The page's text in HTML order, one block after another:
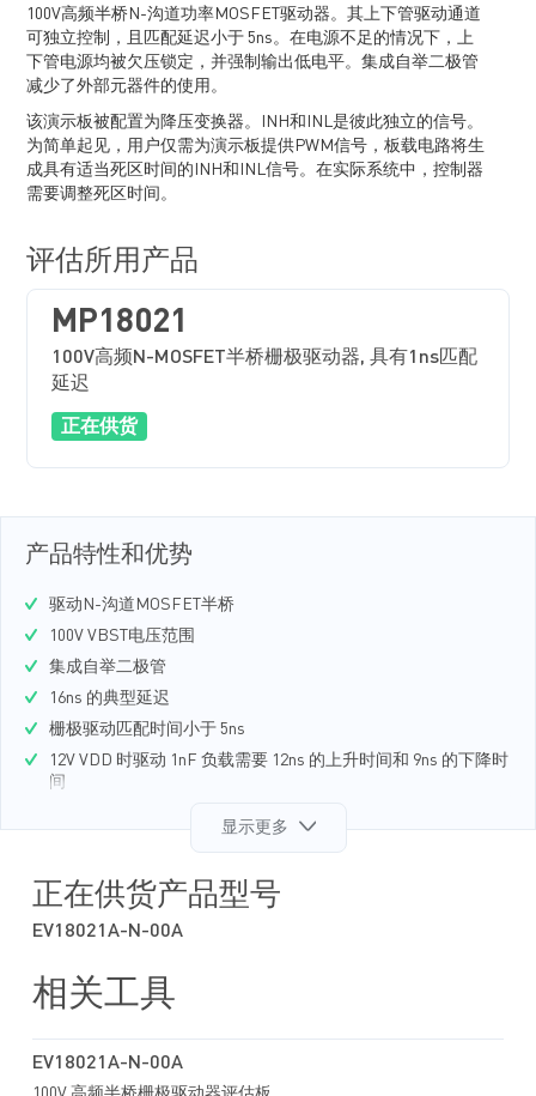
100V高频半桥N-沟道功率MOSFET驱动器。其上下管驱动通道
可独立控制，且匹配延迟小于 5ns。在电源不足的情况下，上
下管电源均被欠压锁定，并强制输出低电平。集成自举二极管
减少了外部元器件的使用。
该演示板被配置为降压变换器。INH和INL是彼此独立的信号。
为简单起见，用户仅需为演示板提供PWM信号，板载电路将生
成具有适当死区时间的INH和INL信号。在实际系统中，控制器
需要调整死区时间。
评估所用产品
MP18021
100V高频N-MOSFET半桥栅极驱动器, 具有1ns匹配
延迟
正在供货
产品特性和优势
驱动N-沟道MOSFET半桥
100V VBST电压范围
集成自举二极管
16ns 的典型延迟
栅极驱动匹配时间小于 5ns
12V VDD 时驱动 1nF 负载需要 12ns 的上升时间和 9ns 的下降时
间
静态电流小于 150μA
上下管驱动电压的欠压锁定保护
采用SOIC8E和3mmx3mm QFN8 封装
显示更多
正在供货产品型号
EV18021A-N-00A
相关工具
EV18021A-N-00A